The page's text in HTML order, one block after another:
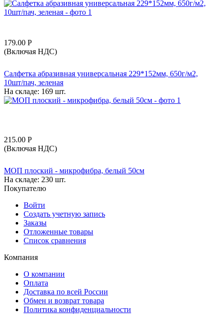
179.00 Р
(Включая НДС)
Салфетка абразивная универсальная 229*152мм, 650г/м2,
10шт/пач, зеленая
На складе: 169 шт.
215.00 Р
(Включая НДС)
МОП плоский - микрофибра, белый 50см
На складе: 230 шт.
Покупателю
Войти
Создать учетную запись
Заказы
Отложенные товары
Список сравнения
Компания
О компании
Оплата
Доставка по всей России
Обмен и возврат товара
Политика конфиденциальности